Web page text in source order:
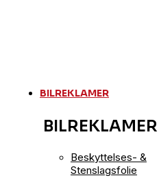
BILREKLAMER
BILREKLAMER
Beskyttelses- &
Stenslagsfolie